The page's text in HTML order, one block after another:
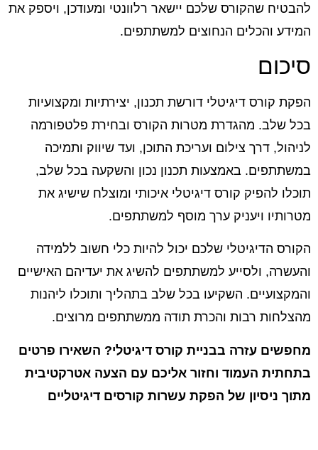
להבטיח שהקורס שלכם יישאר רלוונטי ומעודכן, ויספק את
המידע והכלים הנחוצים למשתתפים.
סיכום
הפקת קורס דיגיטלי דורשת תכנון, יצירתיות ומקצועיות
בכל שלב. מהגדרת מטרות הקורס ובחירת פלטפורמה
לניהול, דרך צילום ועריכת התוכן, ועד שיווק ותמיכה
במשתתפים. באמצעות תכנון נכון והשקעה בכל שלב,
תוכלו להפיק קורס דיגיטלי איכותי ומוצלח שישיג את
מטרותיו ויעניק ערך מוסף למשתתפים.
הקורס הדיגיטלי שלכם יכול להיות כלי חשוב ללמידה
והעשרה, ולסייע למשתתפים להשיג את יעדיהם האישיים
והמקצועיים. השקיעו בכל שלב בתהליך ותוכלו ליהנות
מהצלחות רבות והכרת תודה ממשתתפים מרוצים.
מחפשים עזרה בבניית קורס דיגיטלי? השאירו פרטים
בתחתית העמוד וחזור אליכם עם הצעה אטרקטיבית
מתוך ניסיון של הפקת עשרות קורסים דיגיטליים